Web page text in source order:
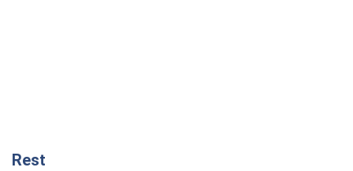
Rest